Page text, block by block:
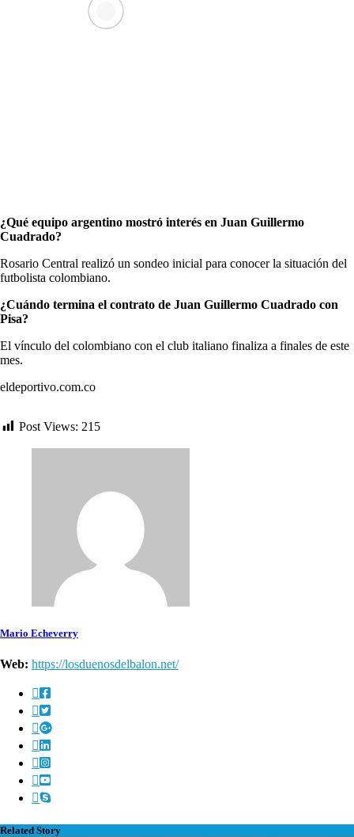
¿Qué equipo argentino mostró interés en Juan Guillermo
Cuadrado?
Rosario Central realizó un sondeo inicial para conocer la situación del
futbolista colombiano.
¿Cuándo termina el contrato de Juan Guillermo Cuadrado con
Pisa?
El vínculo del colombiano con el club italiano finaliza a finales de este
mes.
eldeportivo.com.co
Post Views: 215
Mario Echeverry
Web: https://losduenosdelbalon.net/
Related Story